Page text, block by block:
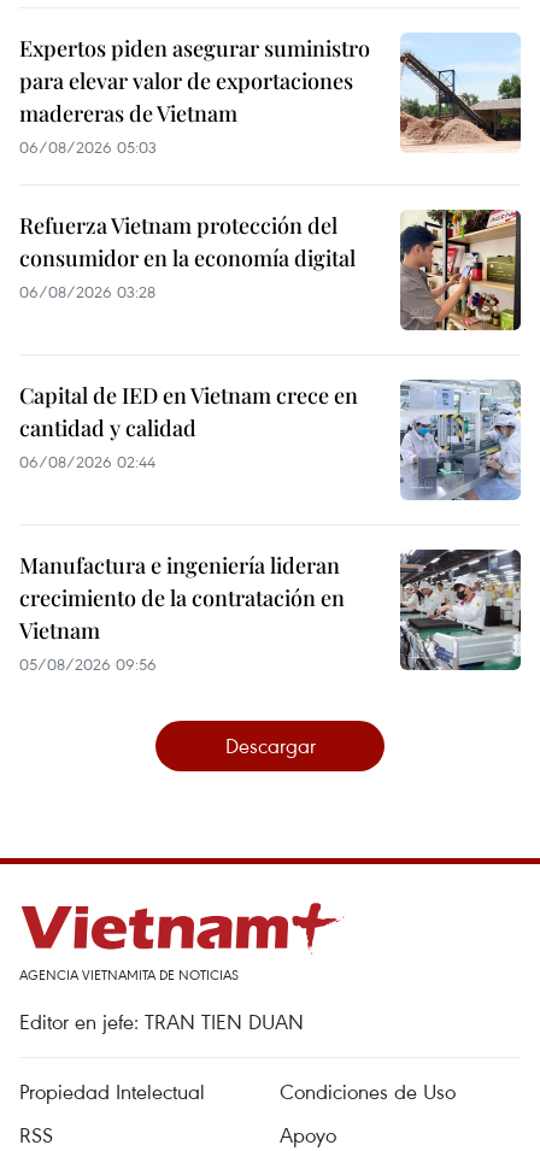
Expertos piden asegurar suministro
para elevar valor de exportaciones
madereras de Vietnam
06/08/2026 05:03
Refuerza Vietnam protección del
consumidor en la economía digital
06/08/2026 03:28
Capital de IED en Vietnam crece en
cantidad y calidad
06/08/2026 02:44
Manufactura e ingeniería lideran
crecimiento de la contratación en
Vietnam
05/08/2026 09:56
Descargar
AGENCIA VIETNAMITA DE NOTICIAS
Editor en jefe: TRAN TIEN DUAN
Propiedad Intelectual
Condiciones de Uso
RSS
Apoyo